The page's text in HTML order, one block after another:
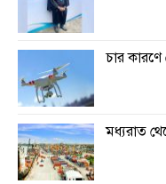
চার
মধ্যরাত